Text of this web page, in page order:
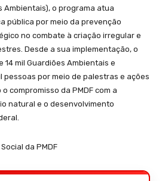
Ambientais), o programa atua
pública por meio da prevenção
no combate à criação irregular e
Desde a sua implementação, o
14 mil Guardiões Ambientais e
pessoas por meio de palestras e ações
compromisso da PMDF com a
natural e o desenvolvimento
da PMDF